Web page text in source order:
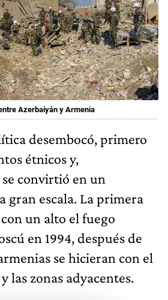
Azerbaiyán y Armenia
desembocó, primero
étnicos y,
convirtió en un
gran escala. La primera
un alto el fuego
en 1994, después de
se hicieran con el
las zonas adyacentes.